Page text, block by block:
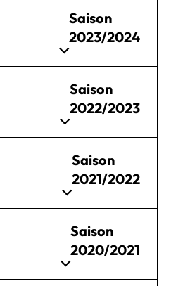
Saison
2023/2024
Saison
2022/2023
Saison
2021/2022
Saison
2020/2021